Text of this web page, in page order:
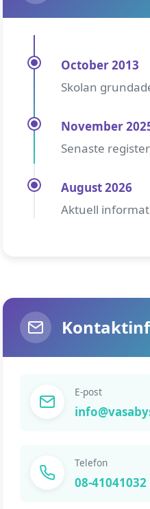
October 2013
Skolan
November
Senaste
August 2026
Aktuell
E-post
Telefon
08-41041032